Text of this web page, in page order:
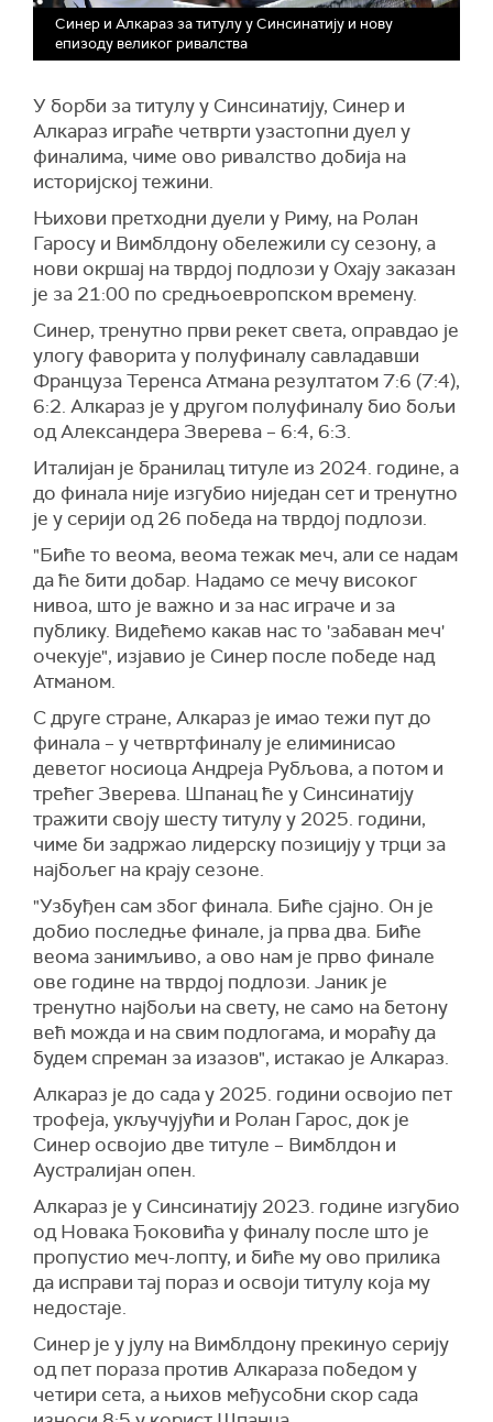
Синер и Алкараз за титулу у Синсинатију и нову
епизоду великог ривалства
У борби за титулу у Синсинатију, Синер и
Алкараз играће четврти узастопни дуел у
финалима, чиме ово ривалство добија на
историјској тежини.
Њихови претходни дуели у Риму, на Ролан
Гаросу и Вимблдону обележили су сезону, а
нови окршај на тврдој подлози у Охају заказан
је за 21:00 по средњоевропском времену.
Синер, тренутно први рекет света, оправдао је
улогу фаворита у полуфиналу савладавши
Француза Теренса Атмана резултатом 7:6 (7:4),
6:2. Алкараз је у другом полуфиналу био бољи
од Александера Зверева – 6:4, 6:3.
Италијан је бранилац титуле из 2024. године, а
до финала није изгубио ниједан сет и тренутно
је у серији од 26 победа на тврдој подлози.
"Биће то веома, веома тежак меч, али се надам
да ће бити добар. Надамо се мечу високог
нивоа, што је важно и за нас играче и за
публику. Видећемо какав нас то 'забаван меч'
очекује", изјавио је Синер после победе над
Атманом.
С друге стране, Алкараз је имао тежи пут до
финала – у четвртфиналу је елиминисао
деветог носиоца Андреја Рубљова, а потом и
трећег Зверева. Шпанац ће у Синсинатију
тражити своју шесту титулу у 2025. години,
чиме би задржао лидерску позицију у трци за
најбољег на крају сезоне.
"Узбуђен сам због финала. Биће сјајно. Он је
добио последње финале, ја прва два. Биће
веома занимљиво, а ово нам је прво финале
ове године на тврдој подлози. Јаник је
тренутно најбољи на свету, не само на бетону
већ можда и на свим подлогама, и мораћу да
будем спреман за изазов", истакао је Алкараз.
Алкараз је до сада у 2025. години освојио пет
трофеја, укључујући и Ролан Гарос, док је
Синер освојио две титуле – Вимблдон и
Аустралијан опен.
Алкараз је у Синсинатију 2023. године изгубио
од Новака Ђоковића у финалу после што је
пропустио меч-лопту, и биће му ово прилика
да исправи тај пораз и освоји титулу која му
недостаје.
Синер је у јулу на Вимблдону прекинуо серију
од пет пораза против Алкараза победом у
четири сета, а њихов међусобни скор сада